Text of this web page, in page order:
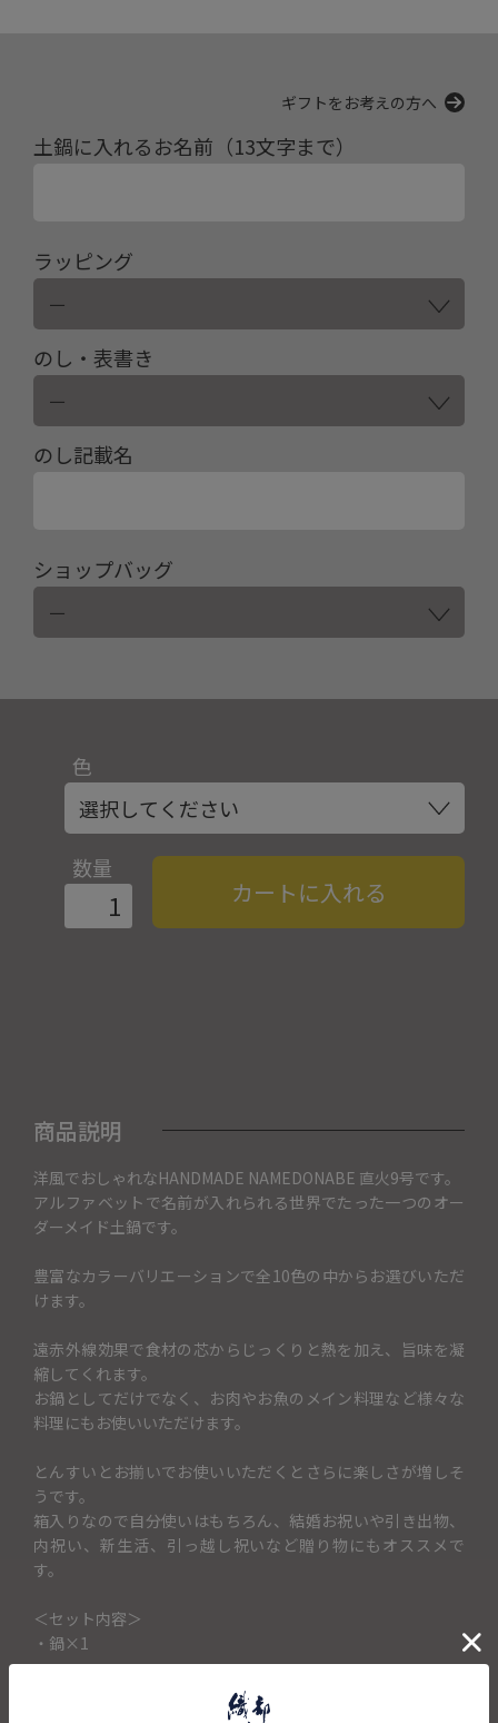
ギフトをお考えの方へ
土鍋に入れるお名前（13文字まで）
ラッピング
のし・表書き
のし記載名
ショップバッグ
色
数量
カートに入れる
商品説明
洋風でおしゃれなHANDMADE NAMEDONABE 直火9号です。
アルファベットで名前が入れられる世界でたった一つのオー
ダーメイド土鍋です。
豊富なカラーバリエーションで全10色の中からお選びいただ
けます。
遠赤外線効果で食材の芯からじっくりと熱を加え、旨味を凝
縮してくれます。
お鍋としてだけでなく、お肉やお魚のメイン料理など様々な
料理にもお使いいただけます。
とんすいとお揃いでお使いいただくとさらに楽しさが増しそ
うです。
箱入りなので自分使いはもちろん、結婚お祝いや引き出物、
内祝い、新生活、引っ越し祝いなど贈り物にもオススメで
す。
＜セット内容＞
・鍋×1